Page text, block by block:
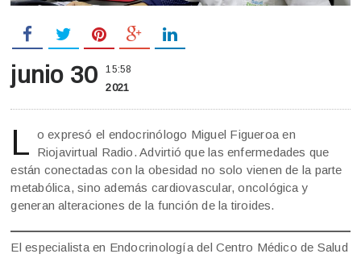
junio 30 15:58
2021
L o expresó el endocrinólogo Miguel Figueroa en
Riojavirtual Radio. Advirtió que las enfermedades que
están conectadas con la obesidad no solo vienen de la parte
metabólica, sino además cardiovascular, oncológica y
generan alteraciones de la función de la tiroides.
El especialista en Endocrinología del Centro Médico de Salud